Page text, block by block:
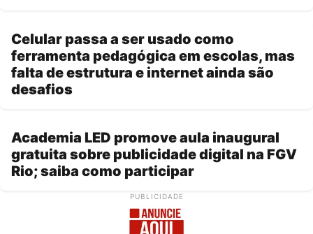
Celular passa a ser usado como
ferramenta pedagógica em escolas, mas
falta de estrutura e internet ainda são
desafios
Academia LED promove aula inaugural
gratuita sobre publicidade digital na FGV
Rio; saiba como participar
PUBLICIDADE